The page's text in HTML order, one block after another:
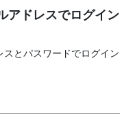
アドレスでログイン
スとパスワードでログイ